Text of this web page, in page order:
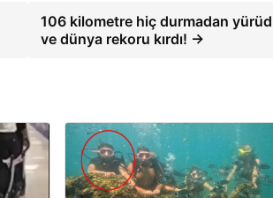
106 kilometre hiç durmadan
ve dünya rekoru kırdı! →